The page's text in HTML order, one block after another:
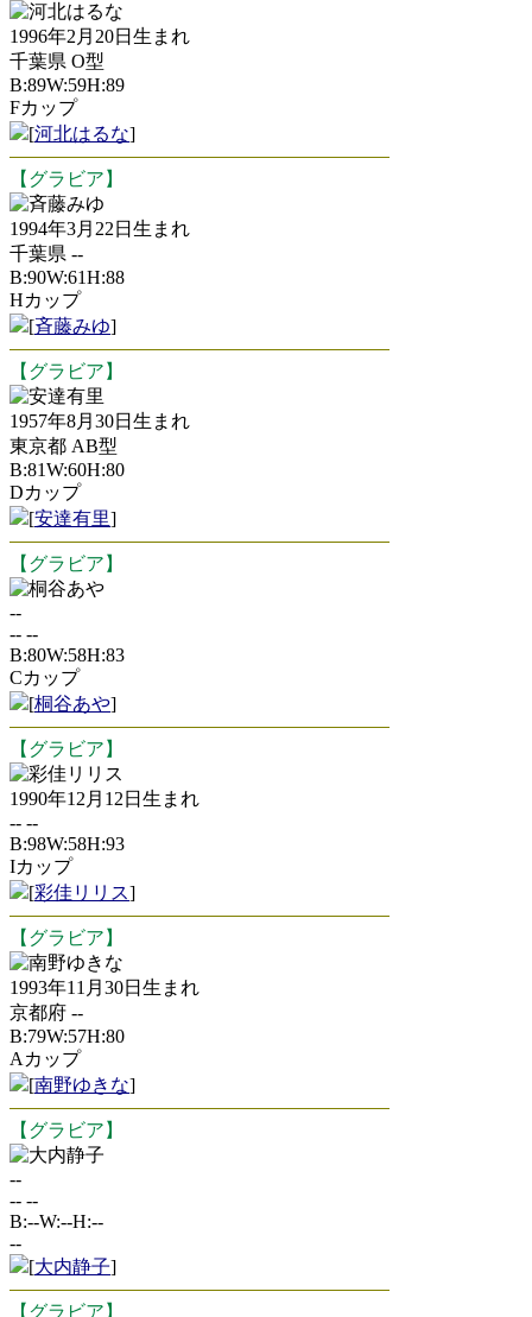
河北はるな
1996年2月20日生まれ
千葉県 O型
B:89W:59H:89
Fカップ
[河北はるな]
【グラビア】
斉藤みゆ
1994年3月22日生まれ
千葉県 --
B:90W:61H:88
Hカップ
[斉藤みゆ]
【グラビア】
安達有里
1957年8月30日生まれ
東京都 AB型
B:81W:60H:80
Dカップ
[安達有里]
【グラビア】
桐谷あや
--
-- --
B:80W:58H:83
Cカップ
[桐谷あや]
【グラビア】
彩佳リリス
1990年12月12日生まれ
-- --
B:98W:58H:93
Iカップ
[彩佳リリス]
【グラビア】
南野ゆきな
1993年11月30日生まれ
京都府 --
B:79W:57H:80
Aカップ
[南野ゆきな]
【グラビア】
大内静子
--
-- --
B:--W:--H:--
--
[大内静子]
【グラビア】